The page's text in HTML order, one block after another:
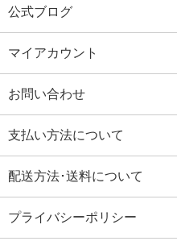
公式ブログ
マイアカウント
お問い合わせ
支払い方法について
配送方法･送料について
プライバシーポリシー